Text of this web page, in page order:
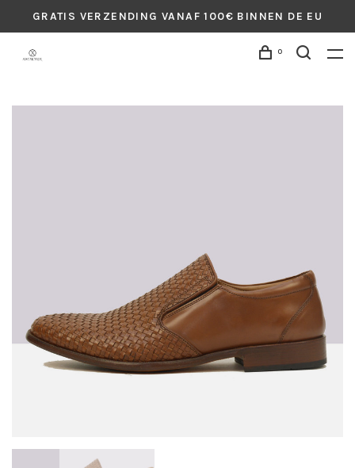
GRATIS VERZENDING VANAF 100€ BINNEN DE EU
0